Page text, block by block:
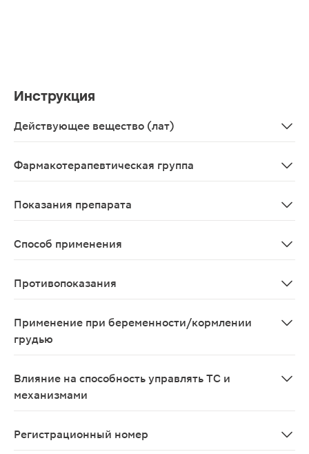
Инструкция
Действующее вещество (лат)
Фармакотерапевтическая группа
Показания препарата
Способ применения
Противопоказания
Применение при беременности/кормлении
грудью
Влияние на способность управлять ТС и
механизмами
Регистрационный номер